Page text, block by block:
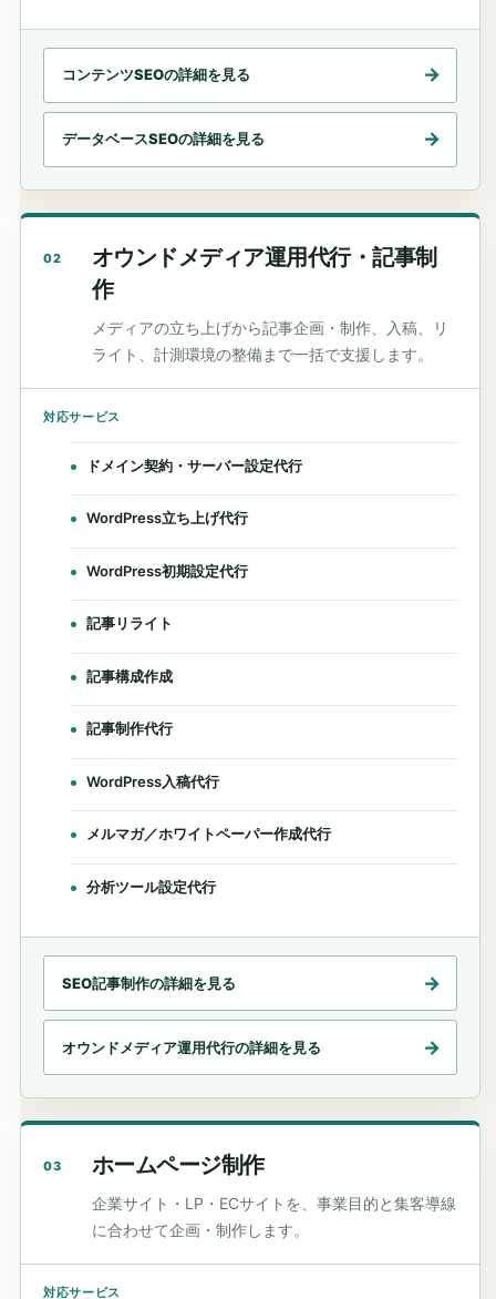
コンテンツSEOの詳細を見る
データベースSEOの詳細を見る
02
オウンドメディア運用代行・記事制
作
メディアの立ち上げから記事企画・制作、入稿、リ
ライト、計測環境の整備まで一括で支援します。
対応サービス
ドメイン契約・サーバー設定代行
WordPress立ち上げ代行
WordPress初期設定代行
記事リライト
記事構成作成
記事制作代行
WordPress入稿代行
メルマガ／ホワイトペーパー作成代行
分析ツール設定代行
SEO記事制作の詳細を見る
オウンドメディア運用代行の詳細を見る
03 ホームページ制作
企業サイト・LP・ECサイトを、事業目的と集客導線
に合わせて企画・制作します。
対応サービス